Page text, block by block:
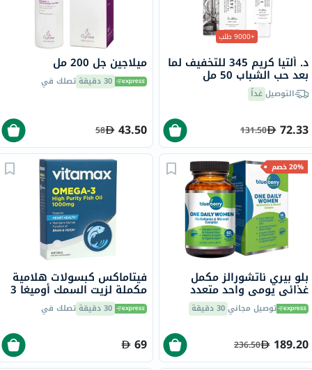
+9000 طلب
د. ألتيا كريم 345 للتخفيف لما
بعد حب الشباب 50 مل
التوصيلغداً
72.33
131.50
ميلاجين جل 200 مل
30 دقيقة تصلك في
43.50
58
20% خصم
بلو بيري ناتشورالز مكمل
غذائي يومي واحد متعدد
الفيتامينات والمعادن للنساء،
حزمة من 60 قرصتوصيل مجاني30 دقيقة
189.20
236.50
فيتاماكس كبسولات هلامية
مكملة لزيت السمك أوميغا 3
1000 ملجم حزمة من 30 30 دقيقة تصلك في
69